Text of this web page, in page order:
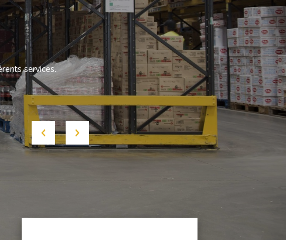
services.